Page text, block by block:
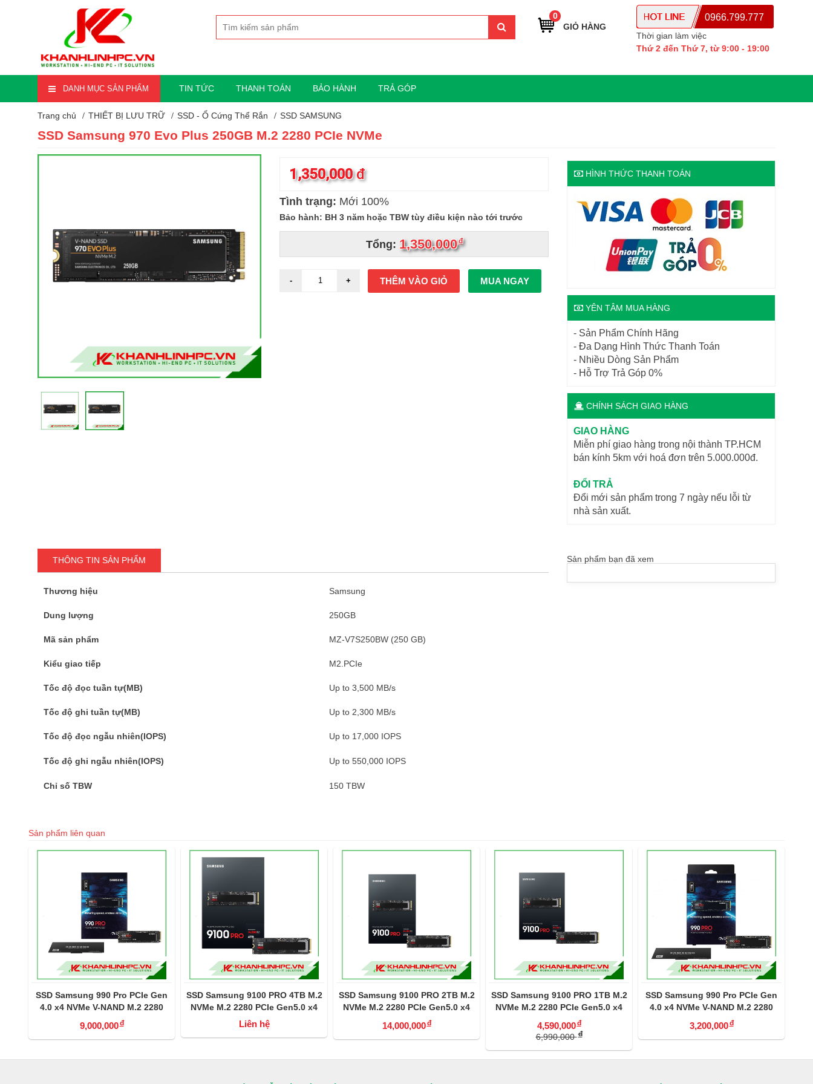
0966.799.777
Thời gian làm việc
Thứ 2 đến Thứ 7, từ 9:00 - 19:00
0
GIỎ HÀNG
DANH MỤC SẢN PHẨM TIN TỨC THANH TOÁN BẢO HÀNH TRẢ GÓP
Trang chủ THIẾT BỊ LƯU TRỮ SSD - Ổ Cứng Thể Rắn SSD SAMSUNG
SSD Samsung 970 Evo Plus 250GB M.2 2280 PCIe NVMe
1,350,000đ
Tình trạng: Mới 100%
Bảo hành: BH 3 năm hoặc TBW tùy điều kiện nào tới trước
Tổng: 1,350,000đ
THÊM VÀO GIỎ MUA NGAY
HÌNH THỨC THANH TOÁN
YÊN TÂM MUA HÀNG
- Sản Phẩm Chính Hãng
- Đa Dạng Hình Thức Thanh Toán
- Nhiều Dòng Sản Phẩm
- Hỗ Trợ Trả Góp 0%
CHÍNH SÁCH GIAO HÀNG
GIAO HÀNG
Miễn phí giao hàng trong nội thành TP.HCM
bán kính 5km với hoá đơn trên 5.000.000đ.
ĐỔI TRẢ
Đổi mới sản phẩm trong 7 ngày nếu lỗi từ
nhà sản xuất.
THÔNG TIN SẢN PHẨM
Thương hiệu Samsung
Dung lượng 250GB
Mã sản phẩm MZ-V7S250BW (250 GB)
Kiểu giao tiếp M2.PCIe
Tốc độ đọc tuần tự(MB) Up to 3,500 MB/s
Tốc độ ghi tuần tự(MB) Up to 2,300 MB/s
Tốc độ đọc ngẫu nhiên(IOPS) Up to 17,000 IOPS
Tốc độ ghi ngẫu nhiên(IOPS) Up to 550,000 IOPS
Chỉ số TBW 150 TBW
Sản phẩm bạn đã xem
Sản phẩm liên quan
990 Pro PCIe Gen
NVMe V-NAND M.2 2280
SSD Samsung 9100 PRO 4TB M.2
NVMe M.2 2280 PCIe Gen5.0 x4
SSD Samsung 9100 PRO 2TB M.2
NVMe M.2 2280 PCIe Gen5.0 x4
SSD Samsung 9100 PRO 1TB M.2
NVMe M.2 2280 PCIe Gen5.0 x4
6,990,000
SSD Samsung 990 Pro PCIe Gen
4.0 x4 NVMe V-NAND M.2 2280
SSD Samsung